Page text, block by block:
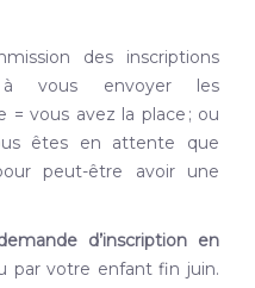
des inscriptions
à vous envoyer les
vous avez la place ; ou
êtes en attente que
peut-être avoir une
d’inscription en
par votre enfant fin juin.